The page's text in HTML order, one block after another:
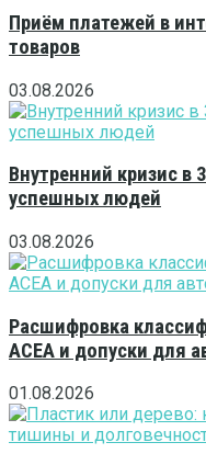
Приём платежей в
товаров
03.08.2026
Внутренний кризис в
успешных людей
03.08.2026
Расшифровка
ACEA и допуски для
01.08.2026